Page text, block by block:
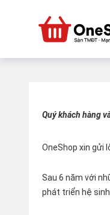
Quý khách hàng
OneShop xin gửi
Sau 6 năm với
phát triển hệ